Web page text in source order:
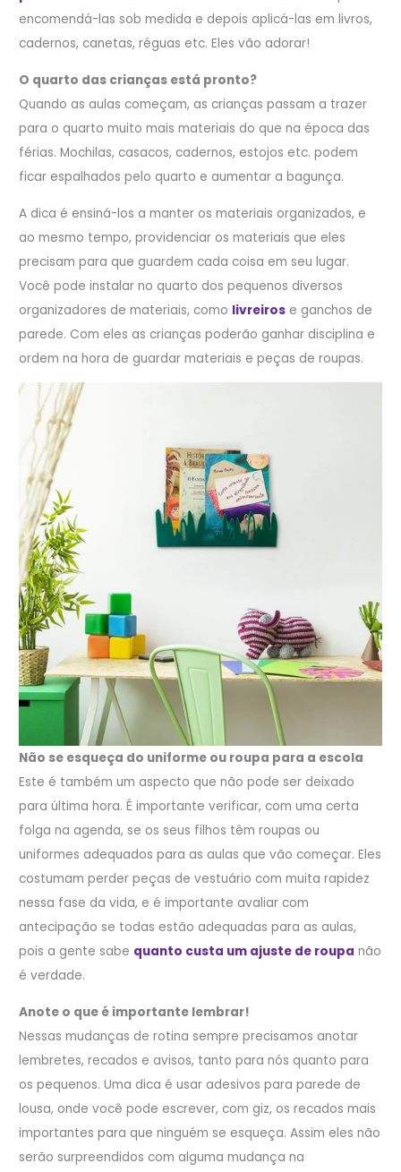
encomendá-las sob medida e depois aplicá-las em livros,
cadernos, canetas, réguas etc. Eles vão adorar!
O quarto das crianças está pronto?
Quando as aulas começam, as crianças passam a trazer
para o quarto muito mais materiais do que na época das
férias. Mochilas, casacos, cadernos, estojos etc. podem
ficar espalhados pelo quarto e aumentar a bagunça.
A dica é ensiná-los a manter os materiais organizados, e
ao mesmo tempo, providenciar os materiais que eles
precisam para que guardem cada coisa em seu lugar.
Você pode instalar no quarto dos pequenos diversos
organizadores de materiais, como livreiros e ganchos de
parede. Com eles as crianças poderão ganhar disciplina e
ordem na hora de guardar materiais e peças de roupas.
Não se esqueça do uniforme ou roupa para a escola
Este é também um aspecto que não pode ser deixado
para última hora. É importante verificar, com uma certa
folga na agenda, se os seus filhos têm roupas ou
uniformes adequados para as aulas que vão começar. Eles
costumam perder peças de vestuário com muita rapidez
nessa fase da vida, e é importante avaliar com
antecipação se todas estão adequadas para as aulas,
pois a gente sabe quanto custa um ajuste de roupa não
é verdade.
Anote o que é importante lembrar!
Nessas mudanças de rotina sempre precisamos anotar
lembretes, recados e avisos, tanto para nós quanto para
os pequenos. Uma dica é usar adesivos para parede de
lousa, onde você pode escrever, com giz, os recados mais
importantes para que ninguém se esqueça. Assim eles não
serão surpreendidos com alguma mudança na